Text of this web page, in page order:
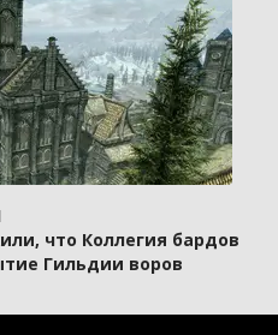
что Коллегия бардов
Гильдии воров